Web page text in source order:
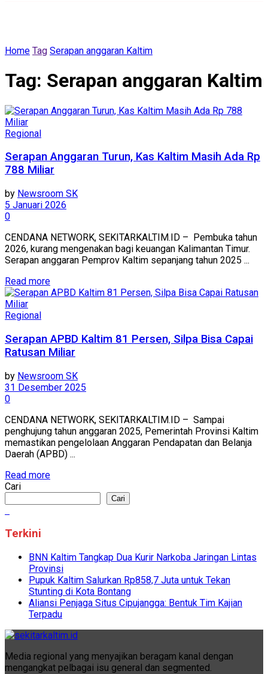
Home Tag Serapan anggaran Kaltim
Tag: Serapan anggaran Kaltim
Regional
Serapan Anggaran Turun, Kas Kaltim Masih Ada Rp
788 Miliar
by Newsroom SK
5 Januari 2026
0
CENDANA NETWORK, SEKITARKALTIM.ID – Pembuka tahun
2026, kurang mengenakan bagi keuangan Kalimantan Timur.
Serapan anggaran Pemprov Kaltim sepanjang tahun 2025 ...
Read more
Regional
Serapan APBD Kaltim 81 Persen, Silpa Bisa Capai
Ratusan Miliar
by Newsroom SK
31 Desember 2025
0
CENDANA NETWORK, SEKITARKALTIM.ID – Sampai
penghujung tahun anggaran 2025, Pemerintah Provinsi Kaltim
memastikan pengelolaan Anggaran Pendapatan dan Belanja
Daerah (APBD) ...
Read more
Cari
Cari
Terkini
BNN Kaltim Tangkap Dua Kurir Narkoba Jaringan Lintas
Provinsi
Pupuk Kaltim Salurkan Rp858,7 Juta untuk Tekan
Stunting di Kota Bontang
Aliansi Penjaga Situs Cipujangga: Bentuk Tim Kajian
Terpadu
Media regional yang menyajikan beragam kanal dengan
mengangkat pelbagai isu general dan segmented.